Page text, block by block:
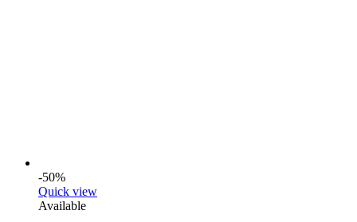
-50%
Quick view
Available